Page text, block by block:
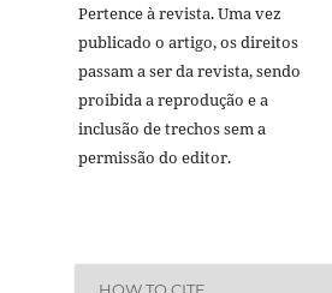
Pertence à revista. Uma vez
publicado o artigo, os direitos
passam a ser da revista, sendo
proibida a reprodução e a
inclusão de trechos sem a
permissão do editor.